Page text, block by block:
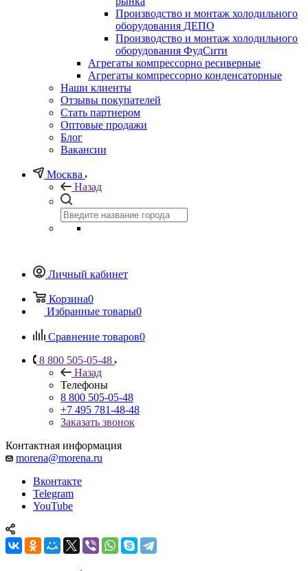
Производство и монтаж холодильного
оборудования ДЕПО
Производство и монтаж холодильного
оборудования ФудСити
Агрегаты компрессорно ресиверные
Агрегаты компрессорно конденсаторные
Наши клиенты
Отзывы покупателей
Стать партнером
Оптовые продажи
Блог
Вакансии
Москва
Назад
Личный кабинет
Корзина0
Избранные товары0
Сравнение товаров0
8 800 505-05-48
Назад
Телефоны
8 800 505-05-48
+7 495 781-48-48
Заказать звонок
Контактная информация
morena@morena.ru
Вконтакте
Telegram
YouTube